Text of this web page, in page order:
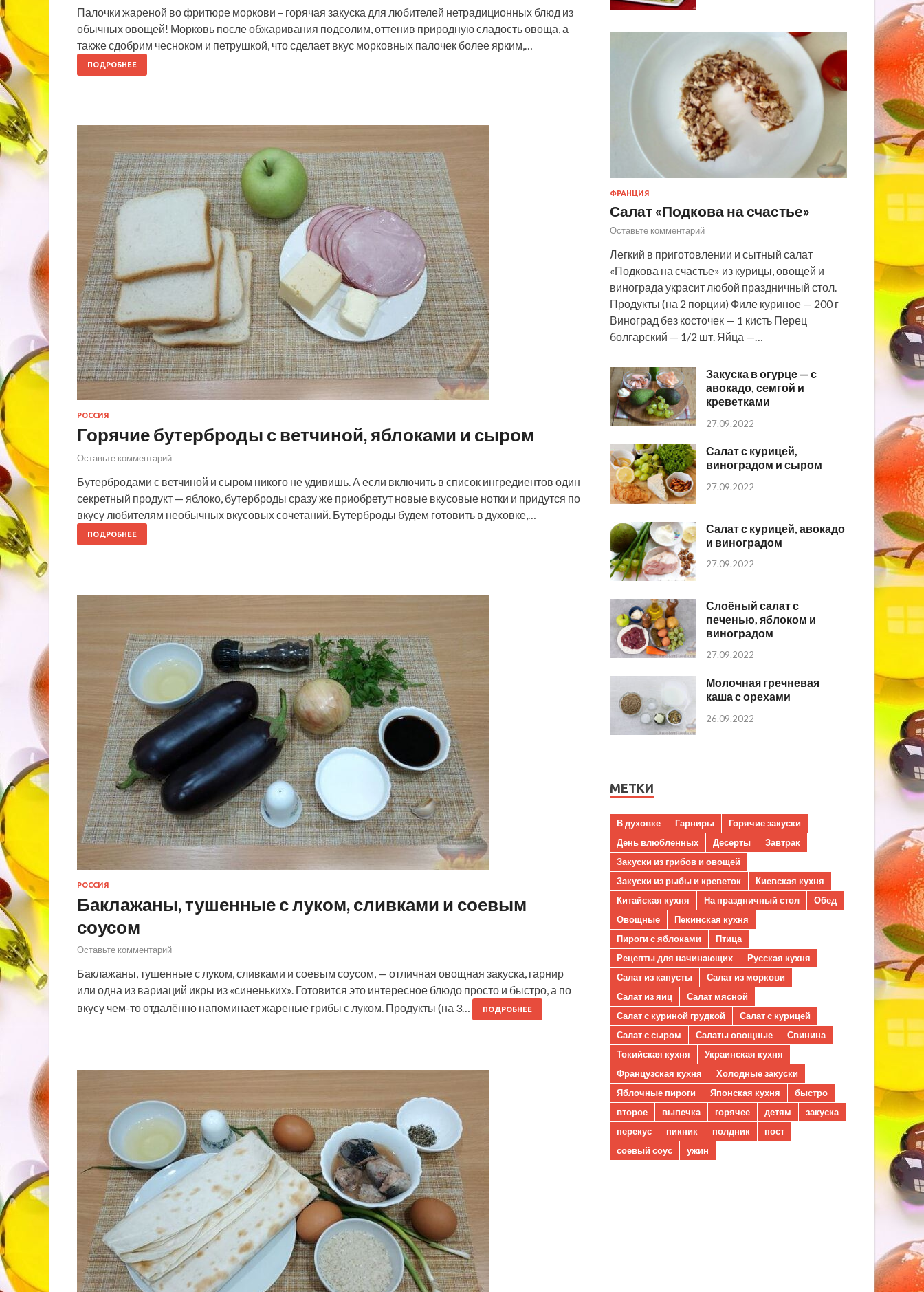
Палочки жареной во фритюре моркови – горячая закуска для любителей нетрадиционных блюд из
обычных овощей! Морковь после обжаривания подсолим, оттенив природную сладость овоща, а
также сдобрим чесноком и петрушкой, что сделает вкус морковных палочек более ярким,…
ПОДРОБНЕЕ
РОССИЯ
Горячие бутерброды с ветчиной, яблоками и сыром
Оставьте комментарий
Бутербродами с ветчиной и сыром никого не удивишь. А если включить в список ингредиентов один
секретный продукт — яблоко, бутерброды сразу же приобретут новые вкусовые нотки и придутся по
вкусу любителям необычных вкусовых сочетаний. Бутерброды будем готовить в духовке,…
ПОДРОБНЕЕ
РОССИЯ
Баклажаны, тушенные с луком, сливками и соевым
соусом
Оставьте комментарий
Баклажаны, тушенные с луком, сливками и соевым соусом, — отличная овощная закуска, гарнир
или одна из вариаций икры из «синеньких». Готовится это интересное блюдо просто и быстро, а по
вкусу чем-то отдалённо напоминает жареные грибы с луком. Продукты (на 3…
ПОДРОБНЕЕ
ФРАНЦИЯ
Салат «Подкова на счастье»
Оставьте комментарий
Легкий в приготовлении и сытный салат
«Подкова на счастье» из курицы, овощей и
винограда украсит любой праздничный стол.
Продукты (на 2 порции) Филе куриное — 200 г
Виноград без косточек — 1 кисть Перец
болгарский — 1/2 шт. Яйца —…
Закуска в огурце — с
авокадо, семгой и
креветками
27.09.2022
Салат с курицей,
виноградом и сыром
27.09.2022
Салат с курицей, авокадо
и виноградом
27.09.2022
Слоёный салат с
печенью, яблоком и
виноградом
27.09.2022
Молочная гречневая
каша с орехами
26.09.2022
МЕТКИ
В духовке Гарниры
Горячие закуски
День влюбленных
Десерты
Завтрак
Закуски из грибов и овощей
Закуски из рыбы и креветок
Киевская кухня
Китайская кухня
На праздничный стол
Обед
Овощные
Пекинская кухня
Пироги с яблоками
Птица
Рецепты для начинающих
Русская кухня
Салат из капусты
Салат из моркови
Салат из яиц
Салат мясной
Салат с куриной грудкой
Салат с курицей
Салат с сыром
Салаты овощные
Свинина
Токийская кухня
Украинская кухня
Французская кухня
Холодные закуски
Яблочные пироги
Японская кухня
быстро
второе
выпечка горячее детям
закуска
перекус
пикник полдник
пост
соевый соус
ужин